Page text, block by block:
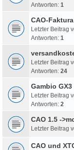
Antworten: 1
CAO-
Letzter Beitrag
Antworten: 1
Letzter Beitrag
Antworten: 24
Gambio GX3
Letzter Beitrag
Antworten: 2
CAO 1.5 -
Letzter Beitrag
CAO und